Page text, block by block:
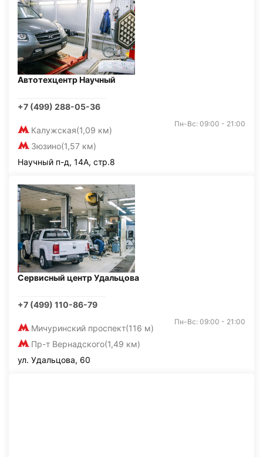
Автотехцентр Научный
+7 (499) 288-05-36
Калужская(1,09 км)
Зюзино(1,57 км)
Пн-Вс: 09:00 - 21:00
Научный п-д, 14А, стр.8
Сервисный центр Удальцова
+7 (499) 110-86-79
Мичуринский проспект(116 м)
Пр-т Вернадского(1,49 км)
Пн-Вс: 09:00 - 21:00
ул. Удальцова, 60